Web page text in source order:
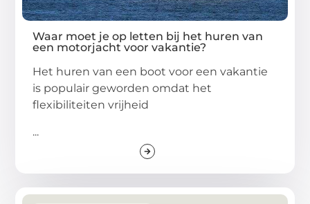
Waar moet je op letten bij het huren van
een motorjacht voor vakantie?
Het huren van een boot voor een vakantie
is populair geworden omdat het
flexibiliteiten vrijheid
...